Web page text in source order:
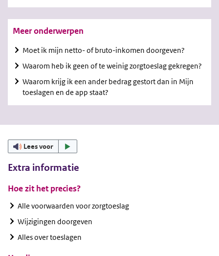
Meer onderwerpen
Moet ik mijn netto- of bruto-inkomen doorgeven?
Waarom heb ik geen of te weinig zorgtoeslag gekregen?
Waarom krijg ik een ander bedrag gestort dan in Mijn
toeslagen en de app staat?
Lees voor
Extra informatie
Hoe zit het precies?
Alle voorwaarden voor zorgtoeslag
Wijzigingen doorgeven
Alles over toeslagen